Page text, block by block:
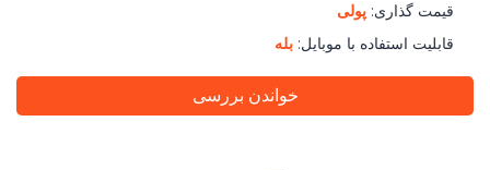
قیمت گذاری: پولی
قابلیت استفاده با موبایل: بله
خواندن بررسی